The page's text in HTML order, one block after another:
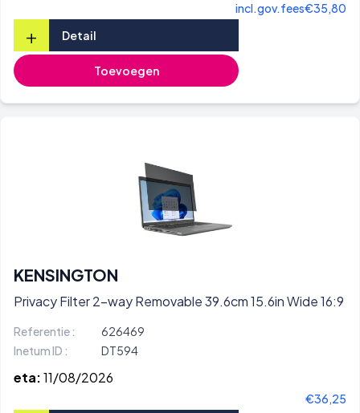
incl.gov.fees€35,80
+ Detail
Toevoegen
KENSINGTON
Privacy Filter 2-way Removable 39.6cm 15.6in Wide 16:9
Referentie :
626469
Inetum ID :
DT594
eta:11/08/2026
€36,25